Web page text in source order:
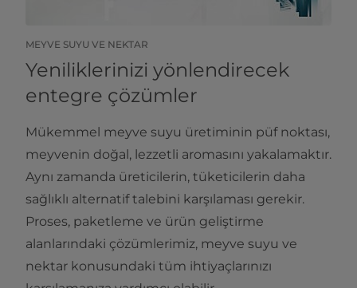
MEYVE SUYU VE NEKTAR
Yeniliklerinizi yönlendirecek
entegre çözümler
Mükemmel meyve suyu üretiminin püf noktası,
meyvenin doğal, lezzetli aromasını yakalamaktır.
Aynı zamanda üreticilerin, tüketicilerin daha
sağlıklı alternatif talebini karşılaması gerekir.
Proses, paketleme ve ürün geliştirme
alanlarındaki çözümlerimiz, meyve suyu ve
nektar konusundaki tüm ihtiyaçlarınızı